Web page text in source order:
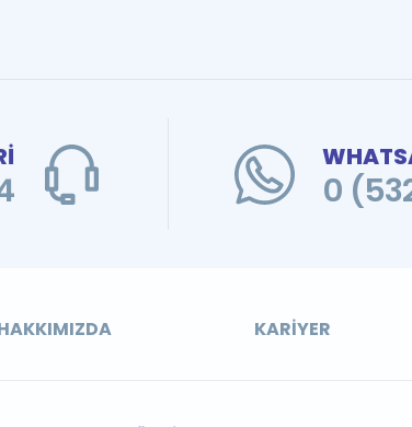
0
KARIYER